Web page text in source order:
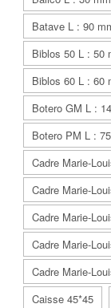
Batave L : 90
Biblos 50 L : 50
Biblos 60 L : 60
Botero GM L :
Botero PM L :
Cadre Marie-
Cadre Marie-
Cadre Marie-
Cadre Marie-
Cadre Marie-
Caisse 45*45